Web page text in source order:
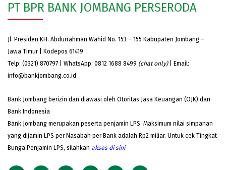
PT BPR BANK JOMBANG PERSERODA
Jl. Presiden KH. Abdurrahman Wahid No. 153 – 155 Kabupaten Jombang –
Jawa Timur | Kodepos 61419
Telp: (0321) 870797 | WhatsApp: 0812 1688 8499 (chat only)| Email:
info@bankjombang.co.id
Bank Jombang berizin dan diawasi oleh Otoritas Jasa Keuangan (OJK) dan
Bank Indonesia
Bank Jombang merupakan peserta penjamin LPS. Maksimum nilai simpanan
yang dijamin LPS per Nasabah per Bank adalah Rp2 miliar. Untuk cek Tingkat
Bunga Penjamin LPS, silahkan akses di sini